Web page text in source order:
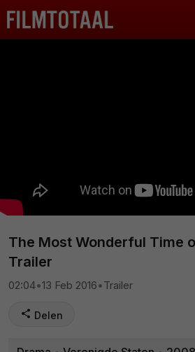
The Most Wonderful Time
Trailer
02:04•13 Feb 2016•Trailer
Delen